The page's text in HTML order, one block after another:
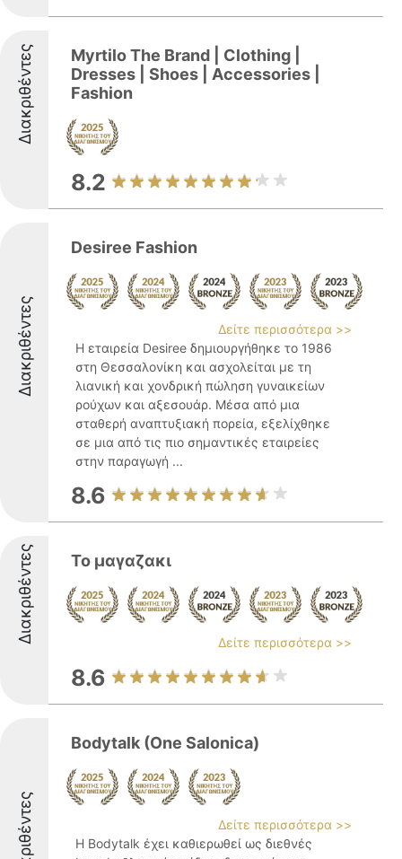
Διακριθέντες
Myrtilo The Brand | Clothing |
Dresses | Shoes | Accessories |
Fashion
8.2
Διακριθέντες
Desiree Fashion
Δείτε περισσότερα >>
Η εταιρεία Desiree δημιουργήθηκε το 1986
στη Θεσσαλονίκη και ασχολείται με τη
λιανική και χονδρική πώληση γυναικείων
ρούχων και αξεσουάρ. Μέσα από μια
σταθερή αναπτυξιακή πορεία, εξελίχθηκε
σε μια από τις πιο σημαντικές εταιρείες
στην παραγωγή ...
8.6
Διακριθέντες Το μαγαζακι
Δείτε περισσότερα >>
8.6
Bodytalk (One Salonica)
Δείτε περισσότερα >>
Η Bodytalk έχει καθιερωθεί ως διεθνές